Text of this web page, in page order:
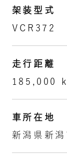
架装型式
VCR372
走行距離
185,000
車所在地
新潟県新潟